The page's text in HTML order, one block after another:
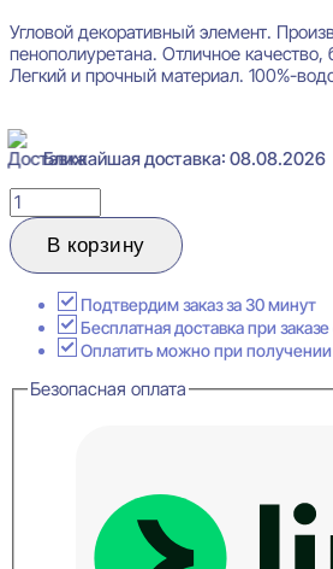
Угловой декоративный элемент.
пенополиуретана. Отличное качество,
Легкий и прочный материал. 100%-
Ближайшая доставка: 08.08.2026
Количество
товара
Evroplast
1.52.292
элемент
19x255x255
В корзину
Подтвердим заказ за 30 минут
Бесплатная доставка при
Оплатить можно при получении
Безопасная оплата